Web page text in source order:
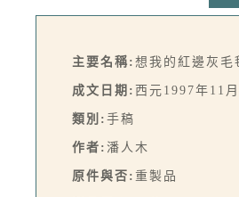
主要名稱: 想我的紅邊灰毛
成文日期: 西元1997年11月
類別: 手稿
作者: 潘人木
原件與否: 重製品